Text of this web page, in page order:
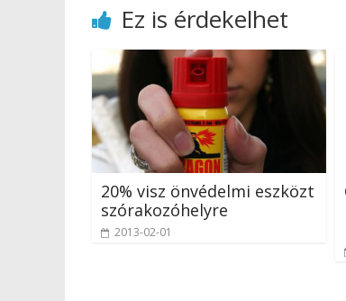
Ez is érdekelhet
20% visz önvédelmi eszközt
szórakozóhelyre
2013-02-01